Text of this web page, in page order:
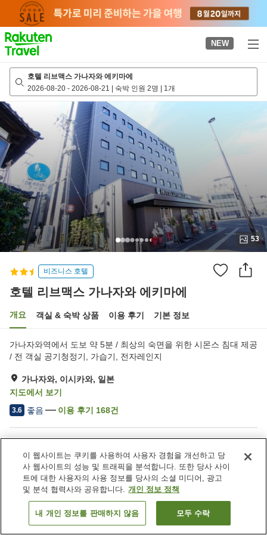
page
NEW
호텔 리브맥스 가나자와 에키마에
2026-08-20 - 2026-08-21 | 숙박 인원 2명 | 1개
53
비즈니스 호텔
호텔 리브맥스 가나자와 에키마에
개요 객실 & 숙박 상품 이용 후기 기본 정보
가나자와역에서 도보 약 5분 / 최상의 숙면을 위한 시몬스 침대 제공
/ 전 객실 공기청정기, 가습기, 전자레인지
가나자와, 이시카와, 일본
지도에서 보기
3.6 좋음 이용 후기 168건
자동판매기 세탁 (유료)
일본 이시카와
가나자와
호텔 리브맥스 가나자와 에키마에
객실 보기
이 웹사이트는 쿠키를 사용하여 사용자 경험을 개선하고 당
사 웹사이트의 성능 및 트래픽을 분석합니다. 또한 당사 사이
트에 대한 사용자의 사용 정보를 당사의 소셜 미디어, 광고
및 분석 협력사와 공유합니다. 개인 정보 정책
내 개인 정보를 판매하지 않음 모두 수락